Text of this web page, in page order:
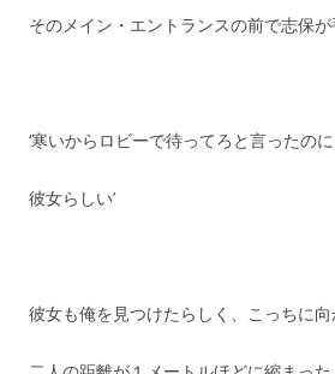
そのメイン・エントランスの前で志保が
‘寒いからロビーで待ってろと言ったのに
彼女らしい’
彼女も俺を見つけたらしく、こっちに向